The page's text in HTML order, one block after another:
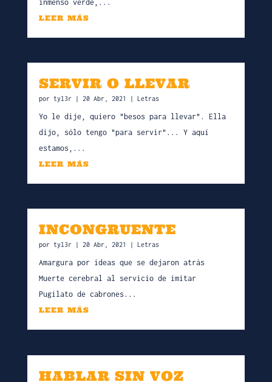
inmenso verde,...
LEER MÁS
SERVIR O LLEVAR
por tyl3r| 20 Abr, 2021 Letras
Yo le dije, quiero "besos para llevar". Ella
dijo, sólo tengo "para servir"... Y aquí
estamos,...
LEER MÁS
INCONGRUENTE
por tyl3r| 20 Abr, 2021 Letras
Amargura por ideas que se dejaron atrás
Muerte cerebral al servicio de imitar
Pugilato de cabrones...
LEER MÁS
HABLAR SIN VOZ